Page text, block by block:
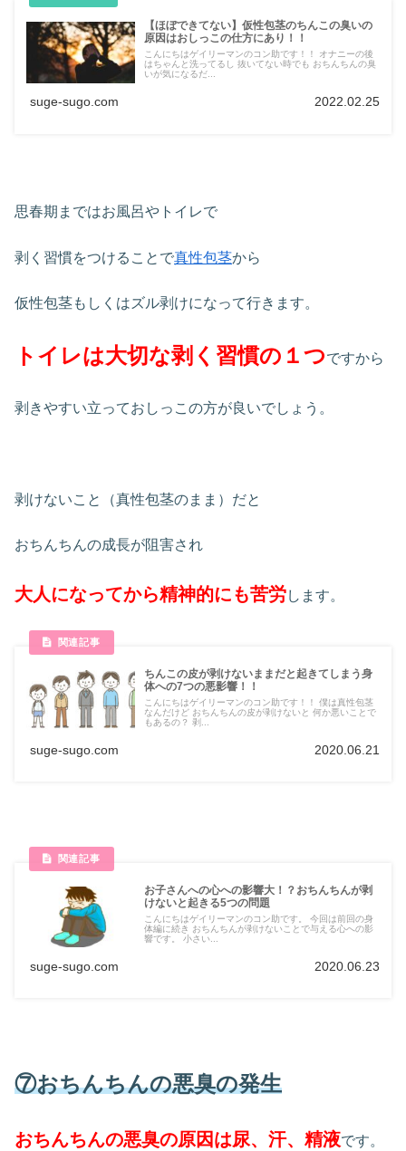
【ほぼできてない】仮性包茎のちんこの臭いの
原因はおしっこの仕方にあり！！
こんにちはゲイリーマンのコン助です！！ オナニーの後
はちゃんと洗ってるし 抜いてない時でも おちんちんの臭
いが気になるだ...
suge-sugo.com 2022.02.25
思春期まではお風呂やトイレで
剥く習慣をつけることで真性包茎から
仮性包茎もしくはズル剥けになって行きます。
トイレは大切な剥く習慣の１つですから
剥きやすい立っておしっこの方が良いでしょう。
剥けないこと（真性包茎のまま）だと
おちんちんの成長が阻害され
大人になってから精神的にも苦労します。
ちんこの皮が剥けないままだと起きてしまう身
体への7つの悪影響！！
こんにちはゲイリーマンのコン助です！！ 僕は真性包茎
なんだけど おちんちんの皮が剥けないと 何か悪いことで
もあるの？ 剥...
suge-sugo.com 2020.06.21
お子さんへの心への影響大！？おちんちんが剥
けないと起きる5つの問題
こんにちはゲイリーマンのコン助です。 今回は前回の身
体編に続き おちんちんが剥けないことで与える心への影
響です。 小さい...
suge-sugo.com 2020.06.23
⑦おちんちんの悪臭の発生
おちんちんの悪臭の原因は尿、汗、精液です。